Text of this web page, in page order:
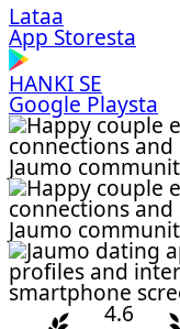
Lataa
App Storesta
HANKI SE
Google Playsta
4.6